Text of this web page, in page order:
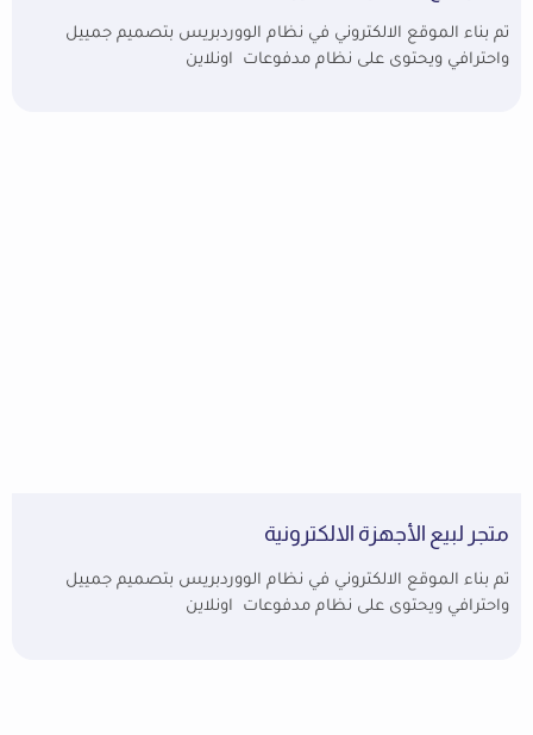
تم بناء الموقع الالكتروني في نظام الووردبريس بتصميم جمييل
واحترافي ويحتوى على نظام مدفوعات اونلاين
متجر لبيع الأجهزة الالكترونية
تم بناء الموقع الالكتروني في نظام الووردبريس بتصميم جمييل
واحترافي ويحتوى على نظام مدفوعات اونلاين